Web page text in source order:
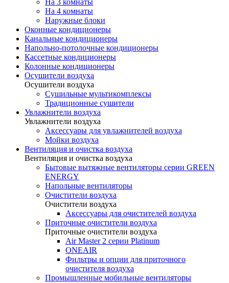
На 3 комнаты
На 4 комнаты
Наружные блоки
Оконные кондиционеры
Канальные кондиционеры
Напольно-потолочные кондиционеры
Кассетные кондиционеры
Колонные кондиционеры
Осушители воздуха
Осушители воздуха
Сушильные мультикомплексы
Традиционные сушители
Увлажнители воздуха
Увлажнители воздуха
Аксессуары для увлажнителей воздуха
Мойки воздуха
Вентиляция и очистка воздуха
Вентиляция и очистка воздуха
Бытовые вытяжные вентиляторы серии GREEN
ENERGY
Напольные вентиляторы
Очистители воздуха
Очистители воздуха
Аксессуары для очистителей воздуха
Приточные очистители воздуха
Приточные очистители воздуха
Air Master 2 серии Platinum
ONEAIR
Фильтры и опции для приточного
очистителя воздуха
Промышленные мобильные вентиляторы